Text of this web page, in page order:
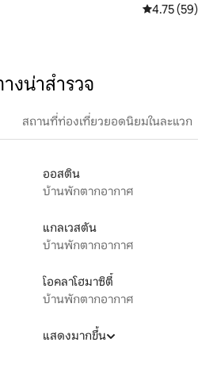
คะแนนเฉลี่ย
4.75 (59)
งน่าสำรวจ
สถานที่ท่องเที่ยวยอดนิยมในละแวก
ออสติน
บ้านพักตากอากาศ
แกลเวสตัน
บ้านพักตากอากาศ
โอคลาโฮมาซิตี้
บ้านพักตากอากาศ
แสดงมากขึ้น